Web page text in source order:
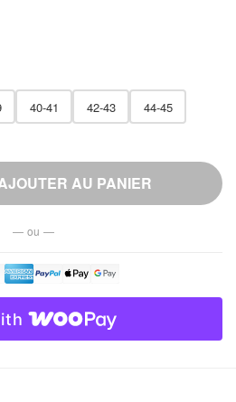
40-41 42-43
44-45
AU PANIER
— ou —